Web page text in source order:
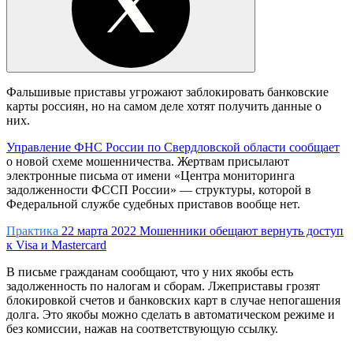
Фальшивые приставы угрожают заблокировать банковские
карты россиян, но на самом деле хотят получить данные о
них.
Управление ФНС России по Свердловской области сообщает
о новой схеме мошенничества. Жертвам присылают
электронные письма от имени «Центра мониторинга
задолженности ФССП России» — структуры, которой в
Федеральной службе судебных приставов вообще нет.
Практика 22 марта 2022 Мошенники обещают вернуть доступ
к Visa и Mastercard
В письме гражданам сообщают, что у них якобы есть
задолженность по налогам и сборам. Лжеприставы грозят
блокировкой счетов и банковских карт в случае непогашения
долга. Это якобы можно сделать в автоматическом режиме и
без комиссии, нажав на соответствующую ссылку.